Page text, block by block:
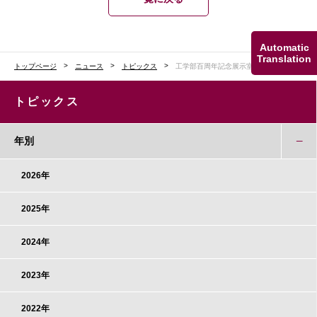
Automatic
Translation
トップページ ニュース トピックス 工学部百周年記念展示室がオープン
トピックス
年別
2026年
2025年
2024年
2023年
2022年